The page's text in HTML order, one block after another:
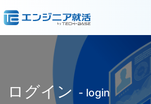
ログイン - login